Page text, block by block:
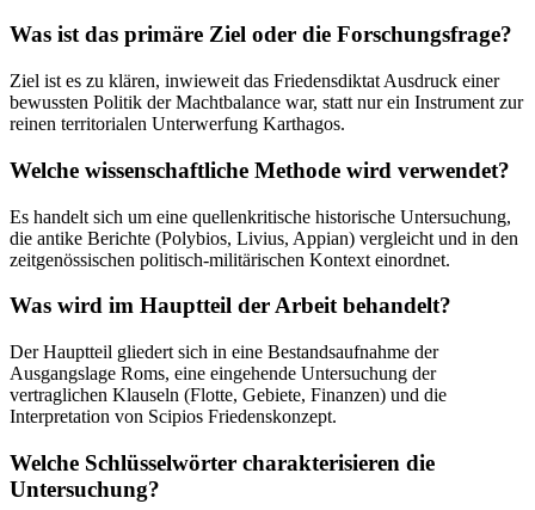
Was ist das primäre Ziel oder die Forschungsfrage?
Ziel ist es zu klären, inwieweit das Friedensdiktat Ausdruck einer
bewussten Politik der Machtbalance war, statt nur ein Instrument zur
reinen territorialen Unterwerfung Karthagos.
Welche wissenschaftliche Methode wird verwendet?
Es handelt sich um eine quellenkritische historische Untersuchung,
die antike Berichte (Polybios, Livius, Appian) vergleicht und in den
zeitgenössischen politisch-militärischen Kontext einordnet.
Was wird im Hauptteil der Arbeit behandelt?
Der Hauptteil gliedert sich in eine Bestandsaufnahme der
Ausgangslage Roms, eine eingehende Untersuchung der
vertraglichen Klauseln (Flotte, Gebiete, Finanzen) und die
Interpretation von Scipios Friedenskonzept.
Welche Schlüsselwörter charakterisieren die
Untersuchung?